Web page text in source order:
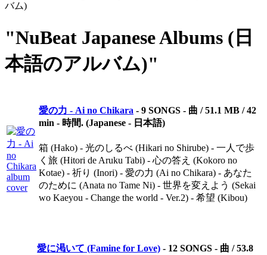
バム)
"NuBeat Japanese Albums (日
本語のアルバム)"
愛の力 - Ai no Chikara - 9 SONGS - 曲 / 51.1 MB / 42
min - 時間. (Japanese - 日本語)
箱 (Hako) - 光のしるべ (Hikari no Shirube) - 一人で歩
く旅 (Hitori de Aruku Tabi) - 心の答え (Kokoro no
Kotae) - 祈り (Inori) - 愛の力 (Ai no Chikara) - あなた
のために (Anata no Tame Ni) - 世界を変えよう (Sekai
wo Kaeyou - Change the world - Ver.2) - 希望 (Kibou)
愛に渇いて (Famine for Love) - 12 SONGS - 曲 / 53.8